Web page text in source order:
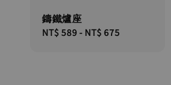
鑄鐵爐座
Regular
NT$ 589- NT$ 675